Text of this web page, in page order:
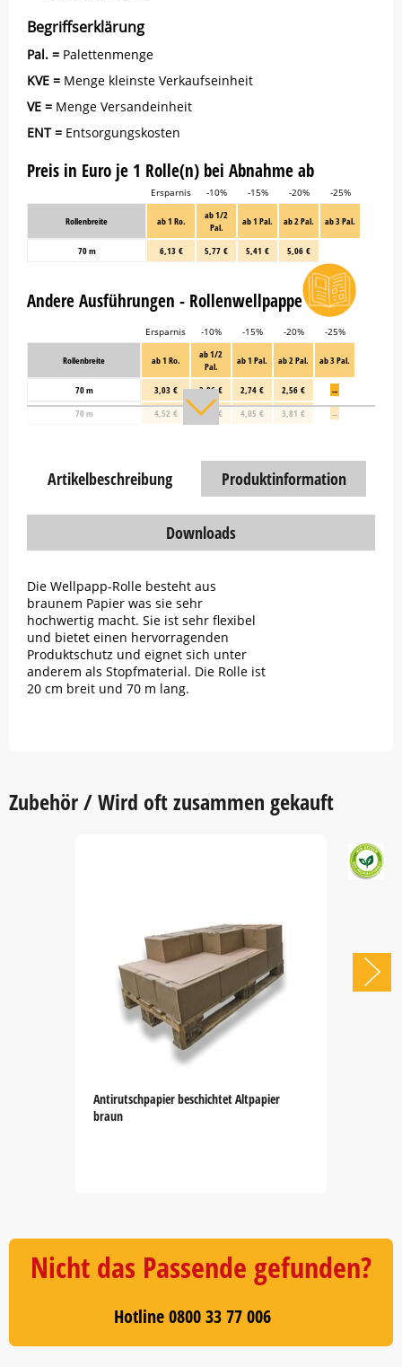
Begriffserklärung
Pal. = Palettenmenge
KVE = Menge kleinste Verkaufseinheit
VE = Menge Versandeinheit
ENT = Entsorgungskosten
Preis in Euro je 1 Rolle(n) bei Abnahme ab
Ersparnis -10% -15% -20% -25%
Rollenbreite ab 1 Ro.
ab 1/2
Pal.
ab 1 Pal. ab 2 Pal. ab 3 Pal.
70 m 6,13 € 5,77 € 5,41 € 5,06 €
Andere Ausführungen - Rollenwellpappe
Ersparnis -10% -15% -20% -25%
Rollenbreite ab 1 Ro.
ab 1/2
Pal.
ab 1 Pal. ab 2 Pal. ab 3 Pal.
70 m 3,03 € 2,86 € 2,74 € 2,56 €
→
70 m
4,52 € 4,28 € 4,05 € 3,81 € →
Artikelbeschreibung Produktinformation
Downloads
Die Wellpapp-Rolle besteht aus
braunem Papier was sie sehr
hochwertig macht. Sie ist sehr flexibel
und bietet einen hervorragenden
Produktschutz und eignet sich unter
anderem als Stopfmaterial. Die Rolle ist
20 cm breit und 70 m lang.
Zubehör / Wird oft zusammen gekauft
Antirutschpapier beschichtet Altpapier
braun
5
Nicht das Passende gefunden?
Hotline 0800 33 77 006